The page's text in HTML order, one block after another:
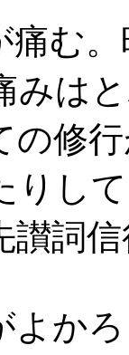
痛む
みは
の修
りし
詞信
よか